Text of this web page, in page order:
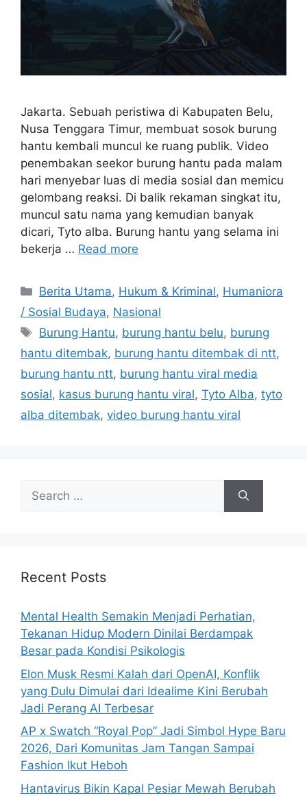
Jakarta. Sebuah peristiwa di Kabupaten Belu,
Nusa Tenggara Timur, membuat sosok burung
hantu kembali muncul ke ruang publik. Video
penembakan seekor burung hantu pada malam
hari menyebar luas di media sosial dan memicu
gelombang reaksi. Di balik rekaman singkat itu,
muncul satu nama yang kemudian banyak
dicari, Tyto alba. Burung hantu yang selama ini
bekerja … Read more
C
a
e
g
o
r
i
Berita Utama, Hukum & Kriminal, Humaniora
/ Sosial Budaya, Nasional
T
a
s
Burung Hantu, burung hantu belu, burung
hantu ditembak, burung hantu ditembak di ntt,
burung hantu ntt, burung hantu viral media
sosial, kasus burung hantu viral, Tyto Alba, tyto
alba ditembak, video burung hantu viral
h
r
:
Recent Posts
Mental Health Semakin Menjadi Perhatian,
Tekanan Hidup Modern Dinilai Berdampak
Besar pada Kondisi Psikologis
Elon Musk Resmi Kalah dari OpenAI, Konflik
yang Dulu Dimulai dari Idealime Kini Berubah
Jadi Perang AI Terbesar
AP x Swatch “Royal Pop” Jadi Simbol Hype Baru
2026, Dari Komunitas Jam Tangan Sampai
Fashion Ikut Heboh
Hantavirus Bikin Kapal Pesiar Mewah Berubah